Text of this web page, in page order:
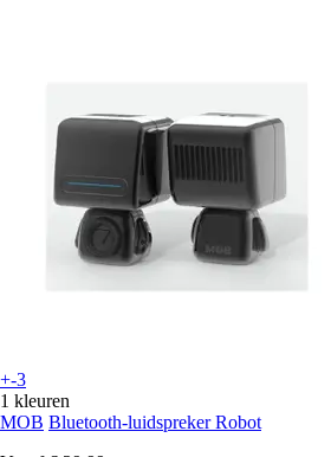
+-3
1 kleuren
MOB Bluetooth-luidspreker Robot